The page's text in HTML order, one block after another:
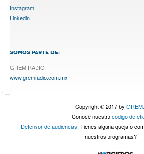
Instagram
Linkedin
SOMOS PARTE DE:
GREM RADIO
www.gremradio.com.mx
Copyright © 2017 by GREM.
Conoce nuestrocodigo de
Defensor de audiencias. Tienes alguna queja o
nuestros programas?